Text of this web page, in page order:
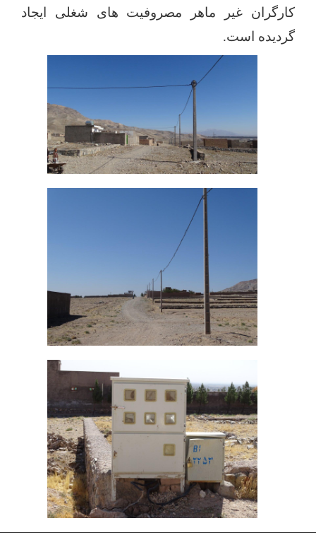
کارگران غیر ماهر مصروفیت های شغلی ایجاد
گردیده است.